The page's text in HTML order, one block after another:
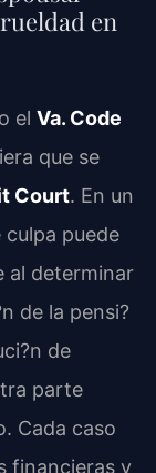
en
el Va. Code
que se
Court. En un
puede
al determinar
de la pensi?
de
parte
Cada caso
financieras y